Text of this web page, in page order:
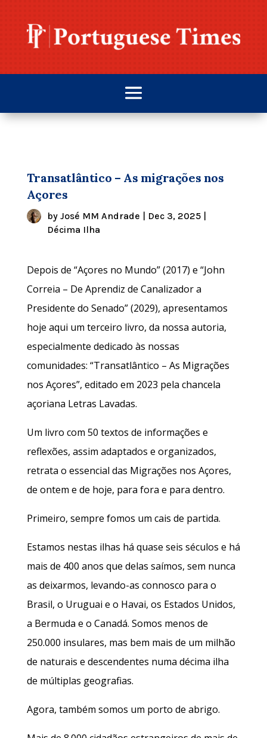
Transatlântico – As migrações nos
Açores
by José MM Andrade | Dec 3, 2025|
Décima Ilha
Depois de “Açores no Mundo” (2017) e “John
Correia – De Aprendiz de Canalizador a
Presidente do Senado” (2029), apresentamos
hoje aqui um terceiro livro, da nossa autoria,
especialmente dedicado às nossas
comunidades: “Transatlântico – As Migrações
nos Açores”, editado em 2023 pela chancela
açoriana Letras Lavadas.
Um livro com 50 textos de informações e
reflexões, assim adaptados e organizados,
retrata o essencial das Migrações nos Açores,
de ontem e de hoje, para fora e para dentro.
Primeiro, sempre fomos um cais de partida.
Estamos nestas ilhas há quase seis séculos e há
mais de 400 anos que delas saímos, sem nunca
as deixarmos, levando-as connosco para o
Brasil, o Uruguai e o Havai, os Estados Unidos,
a Bermuda e o Canadá. Somos menos de
250.000 insulares, mas bem mais de um milhão
de naturais e descendentes numa décima ilha
de múltiplas geografias.
Agora, também somos um porto de abrigo.